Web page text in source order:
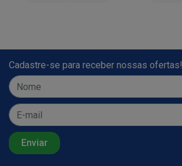
Cadastre-se para receber nossas ofertas!